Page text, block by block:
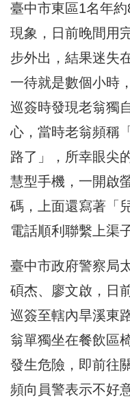
臺中市東區1名年
現象， 日前晚間用
步外出， 結果迷失
一待就是數個小時，
巡簽時發現老翁獨
心，當時老翁頻稱
路了」， 所幸眼尖
慧型手機， 一開啟
碼，上面還寫著「
電話順利聯繫上渠
臺中市政府警察局
碩杰、廖文啟， 日
巡簽至轄內旱溪東
翁單獨坐在餐飲區
發生危險，即前往
頻向員警表示不好